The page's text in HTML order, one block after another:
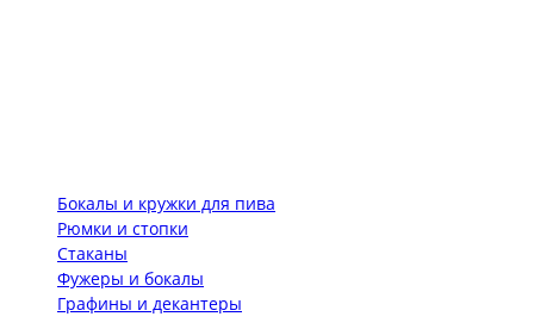
Бокалы и кружки для пива
Рюмки и стопки
Стаканы
Фужеры и бокалы
Графины и декантеры